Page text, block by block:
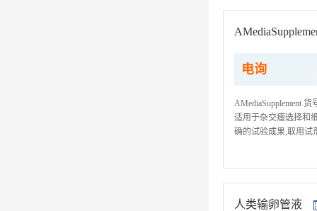
电询
AMediaSupplement
适用于杂交瘤选择和
确的试验成果,取用
人类输卵管液